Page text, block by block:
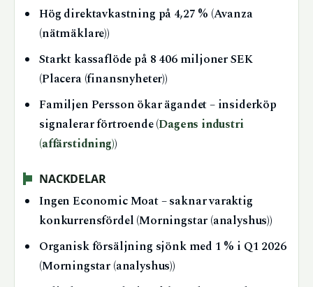
Hög direktavkastning på 4,27 % (Avanza
(nätmäklare))
Starkt kassaflöde på 8 406 miljoner SEK
(Placera (finansnyheter))
Familjen Persson ökar ägandet – insiderköp
signalerar förtroende (Dagens industri
(affärstidning))
NACKDELAR
Ingen Economic Moat – saknar varaktig
konkurrensfördel (Morningstar (analyshus))
Organisk försäljning sjönk med 1 % i Q1 2026
(Morningstar (analyshus))